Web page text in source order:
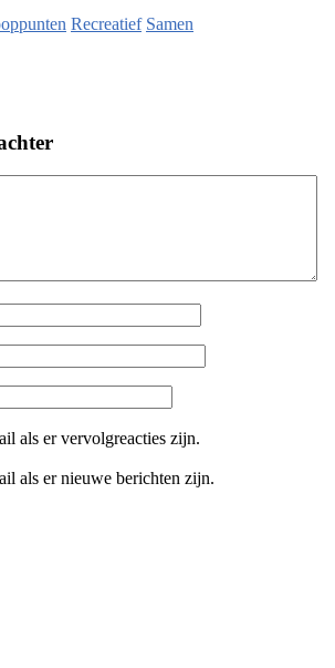
Recreatief Samen
als er vervolgreacties zijn.
als er nieuwe berichten zijn.